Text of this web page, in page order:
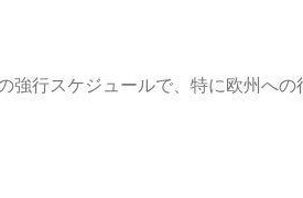
強行スケジュールで、特に欧州への